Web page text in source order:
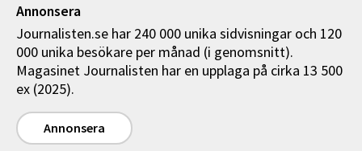
Annonsera
Journalisten.se har 240 000 unika sidvisningar och 120
000 unika besökare per månad (i genomsnitt).
Magasinet Journalisten har en upplaga på cirka 13 500
ex (2025).
Annonsera